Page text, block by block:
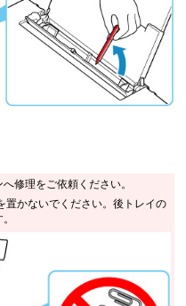
修理をご依頼ください。
置かないでください。後トレイの